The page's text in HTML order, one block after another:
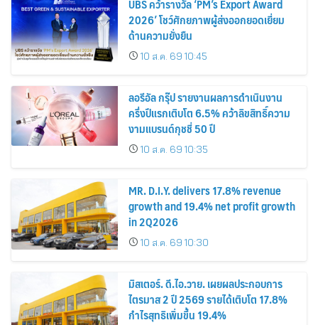
2026’ โชว์ศักยภาพผู้ส่งออกยอดเยี่ยม
ด้านความยั่งยืน
10 ส.ค. 69 10:45
ลอรีอัล กรุ๊ป รายงานผลการดำเนินงาน
ครึ่งปีแรกเติบโต 6.5% คว้าลิขสิทธิ์ความ
งามแบรนด์กุชชี่ 50 ปี
10 ส.ค. 69 10:35
MR. D.I.Y. delivers 17.8% revenue
growth and 19.4% net profit growth
in 2Q2026
10 ส.ค. 69 10:30
มิสเตอร์. ดี.ไอ.วาย. เผยผลประกอบการ
ไตรมาส 2 ปี 2569 รายได้เติบโต 17.8%
กำไรสุทธิเพิ่มขึ้น 19.4%